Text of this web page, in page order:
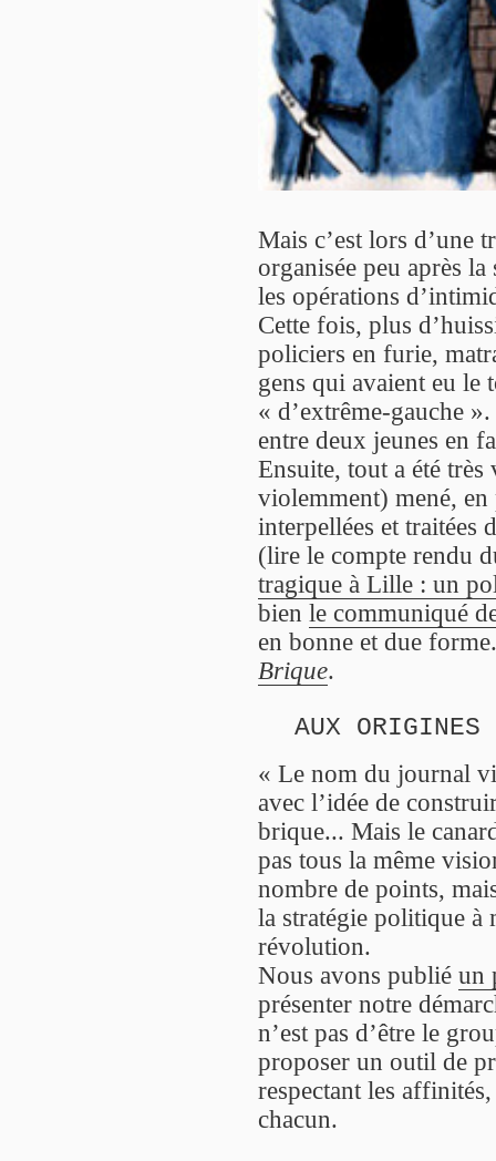
Mais c’est lors d’une
organisée peu après
les opérations
Cette fois, plus
policiers en furie,
gens qui avaient eu le
« d’extrême-gauche
entre deux jeunes en
Ensuite, tout a été très
violemment) mené,
interpellées et traitées
(lire le compte rendu
tragique à Lille : un
bien le communiqué
en bonne et due
Brique.
AUX ORIGINES
« Le nom du journal
avec l’idée de
brique... Mais le
pas tous la même
nombre de points,
la stratégie politique à
révolution.
Nous avons publié un
présenter notre
n’est pas d’être le
proposer un outil de
respectant les
chacun.